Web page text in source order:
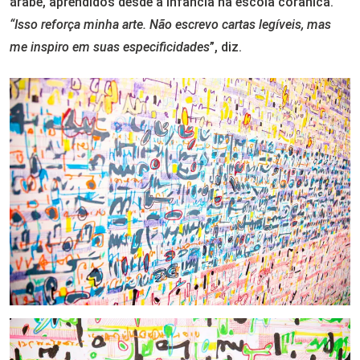
“Isso reforça minha arte. Não escrevo cartas legíveis, mas
me inspiro em suas especificidades”, diz.